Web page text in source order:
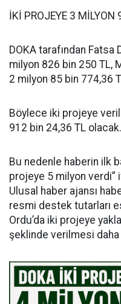
İKİ PROJEYE 3 MİLYON
DOKA tarafından Fatsa
milyon 826 bin 250 TL,
2 milyon 85 bin 774,36
Böylece iki projeye
912 bin 24,36 TL olacak.
Bu nedenle haberin ilk
projeye 5 milyon
Ulusal haber ajansı
resmi destek tutarları
Ordu’da iki projeye
şeklinde verilmesi daha